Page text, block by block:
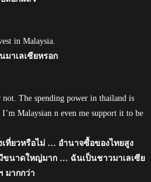
in Malaysia.
าเลเซียหรอก
The spending power in thailand is
Malaysian n even me support it to be
เที่ยวหรือไม่ … อำนาจซื้อของไทยสูง
ขนาดใหญ่มาก … ฉันเป็นชาวมาเลเซีย
มากกว่า